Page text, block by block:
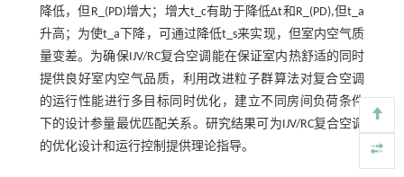
降低，但R_(PD)增大；增大t_c有助于降低Δt和R_(PD),但t_a
升高；为使t_a下降，可通过降低t_s来实现，但室内空气质
量变差。为确保IJV/RC复合空调能在保证室内热舒适的同时
提供良好室内空气品质，利用改进粒子群算法对复合空调
的运行性能进行多目标同时优化，建立不同房间负荷条件
下的设计参量最优匹配关系。研究结果可为IJV/RC复合空调
的优化设计和运行控制提供理论指导。